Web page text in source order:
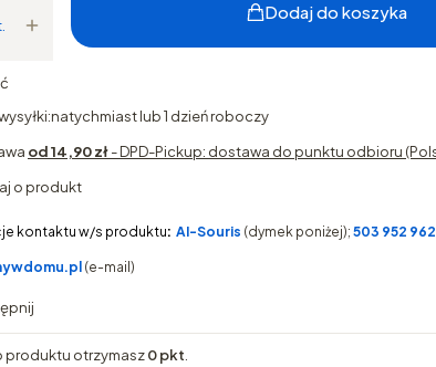
Dodaj do koszyka
natychmiast lub 1 dzień roboczy
od 14,90 zł- DPD-Pickup: dostawa do punktu odbioru
o produkt
kontaktu w/s produktu: AI-Souris (dymek poniżej); 503 952 962
(e-mail)
produktu otrzymasz0 pkt